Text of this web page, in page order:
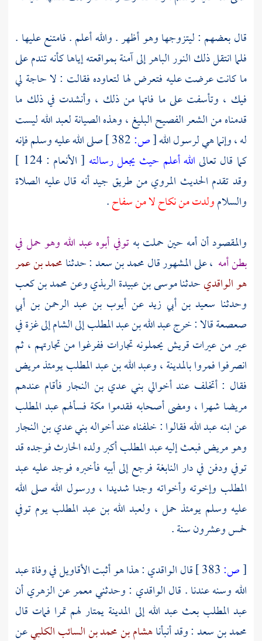
قال بعضهم : ليتزوجها وهو أظهر . والله أعلم . فامتنع عليها .
فلما انتقل ذلك النور الباهر إلىآمنةبمواقعته إياها كأنه تندم على
ما كانت عرضت عليه فتعرض لها لتعاوده فقالت : لا حاجة لي
فيك ، وتأسفت على ما فاتها من ذلك ، وأنشدت في ذلك ما
قدمناه من الشعر الفصيح البليغ ، وهذه الصيانةلعبد اللهليست
له ، وإنما هي لرسول الله[ص:
صلى الله عليه وسلم فإنه
كما قال تعالىالله أعلم حيث يجعل رسالته
[ الأنعام : 124 ]
وقد تقدم الحديث المروي من طريق جيد أنه قال عليه الصلاة
والسلامولدت من نكاح لا من سفاح.
والمقصود أن أمه حين حملت بهتوفي أبوهعبد اللهوهو حمل في
بطن أمه ، على المشهور قالمحمد بن سعد: حدثنامحمد بن عمر
هو الواقديحدثناموسى بن عبيدة الربذيوعنمحمد بن كعب
وحدثنا سعيد بن أبي زيدعن أيوب بن عبد الرحمن بن أبي
صعصعةقالا : خرجعبد الله بن عبد المطلبإلىالشامإلىغزةفي
عير من عيراتقريشيحملونه تجارات ففرغوا من تجارتهم ، ثم
انصرفوا فمروابالمدينة ،وعبد الله بن عبد المطلبيومئذ مريض
فقال : أتخلف عند أخوالي بني عدي بن النجار فأقام عندهم
مريضا شهرا ، ومضى أصحابه فقدموا مكة فسألهمعبد المطلب
عن ابنهعبد اللهفقالوا : خلفناه عند أخوالهبني عدي بن النجار
وهو مريض فبعث إليهعبد المطلبأكبر ولدهالحارثفوجده قد
توفي ودفن في دارالنابغة فرجع إلى أبيه فأخبره فوجد عليهعبد
المطلب وإخوته وأخواته وجدا شديدا ، ورسول الله صلى الله
عليه وسلم يومئذ حمل ، ولعبد الله بن عبد المطلب يوم توفي
خمس وعشرون سنة .
[ص: قالالواقدي: هذا هو أثبت الأقاويل في وفاةعبد
اللهوسنه عندنا . قالالواقدي : وحدثنيمعمرعنالزهريأن
عبد المطلببعثعبد اللهإلى المدينة يمتار لهم تمرا فمات قال
محمد بن سعد: وقد أنبأناهشام بن محمد بن السائب الكلبيعن